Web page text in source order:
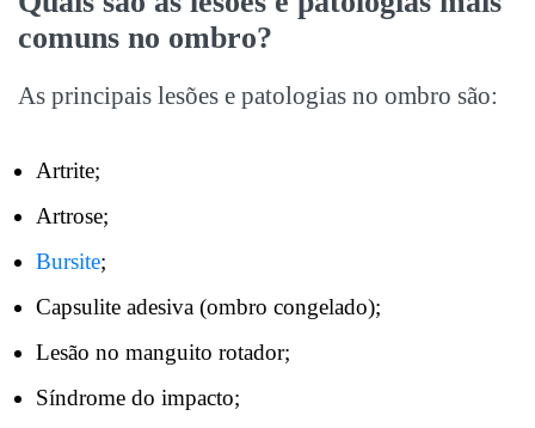
comuns no ombro?
As principais lesões e patologias no ombro são:
Artrite;
Artrose;
Bursite;
Capsulite adesiva (ombro congelado);
Lesão no manguito rotador;
Síndrome do impacto;